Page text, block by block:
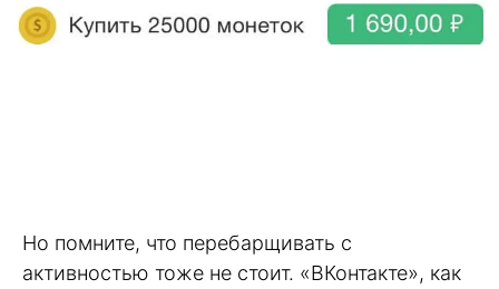
Но помните, что перебарщивать с
активностью тоже не стоит. «ВКонтакте», как